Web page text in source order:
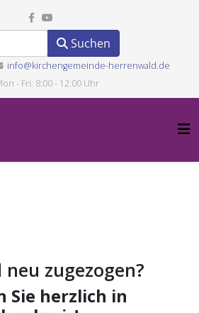
Suchen
info@kirchengemeinde-herrenwald.de
- Fri: 8:00 - 12:00 Uhr
neu zugezogen?
Sie herzlich in